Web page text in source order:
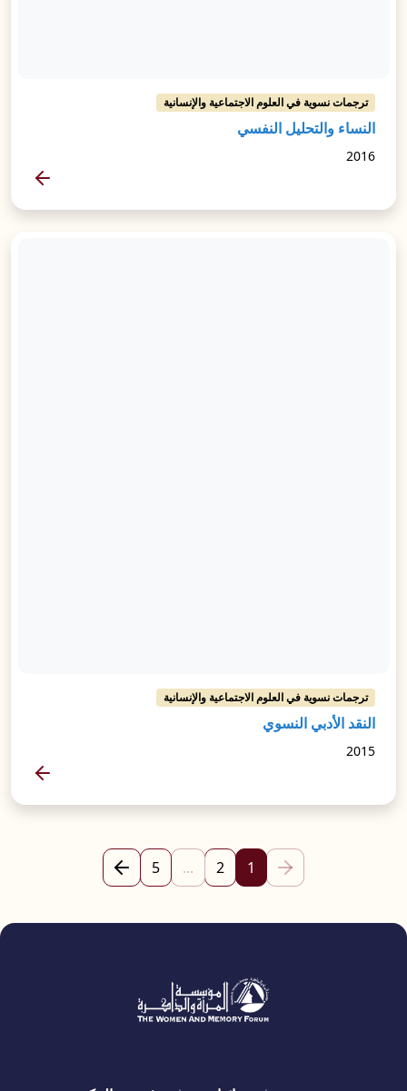
ترجمات نسوية في العلوم الاجتماعية والإنسانية
النساء والتحليل النفسي
2016
المزيد
ترجمات نسوية في العلوم الاجتماعية والإنسانية
النقد الأدبي النسوي
2015
المزيد
الصفحة السابقة
1
2
...
5 الصفحة التالية